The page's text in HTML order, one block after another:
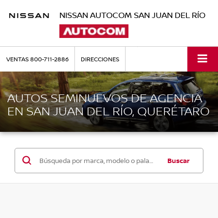
NISSAN AUTOCOM SAN JUAN DEL RÍO
VENTAS800-711-2886 DIRECCIONES
AUTOS SEMINUEVOS DE AGENCIA
EN SAN JUAN DEL RÍO, QUERÉTARO
Buscar